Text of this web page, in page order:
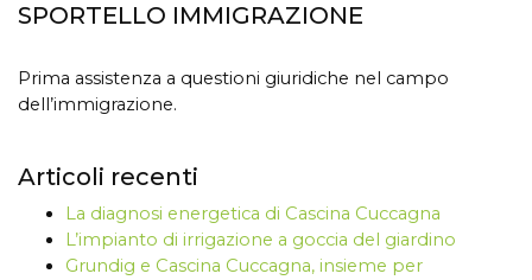
SPORTELLO IMMIGRAZIONE
Prima assistenza a questioni giuridiche nel campo
dell’immigrazione.
Articoli recenti
La diagnosi energetica di Cascina Cuccagna
L’impianto di irrigazione a goccia del giardino
Grundig e Cascina Cuccagna, insieme per